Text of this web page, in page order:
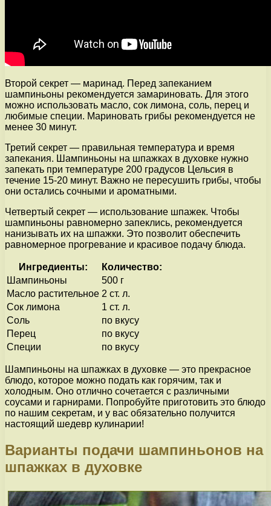
Второй секрет — маринад. Перед запеканием
шампиньоны рекомендуется замариновать. Для этого
можно использовать масло, сок лимона, соль, перец и
любимые специи. Мариновать грибы рекомендуется не
менее 30 минут.
Третий секрет — правильная температура и время
запекания. Шампиньоны на шпажках в духовке нужно
запекать при температуре 200 градусов Цельсия в
течение 15-20 минут. Важно не пересушить грибы, чтобы
они остались сочными и ароматными.
Четвертый секрет — использование шпажек. Чтобы
шампиньоны равномерно запеклись, рекомендуется
нанизывать их на шпажки. Это позволит обеспечить
равномерное прогревание и красивое подачу блюда.
Ингредиенты:
Количество:
Шампиньоны
500 г
Масло растительное 2 ст. л.
Сок лимона
1 ст. л.
Соль
по вкусу
Перец
по вкусу
Специи
по вкусу
Шампиньоны на шпажках в духовке — это прекрасное
блюдо, которое можно подать как горячим, так и
холодным. Оно отлично сочетается с различными
соусами и гарнирами. Попробуйте приготовить это блюдо
по нашим секретам, и у вас обязательно получится
настоящий шедевр кулинарии!
Варианты подачи шампиньонов на
шпажках в духовке